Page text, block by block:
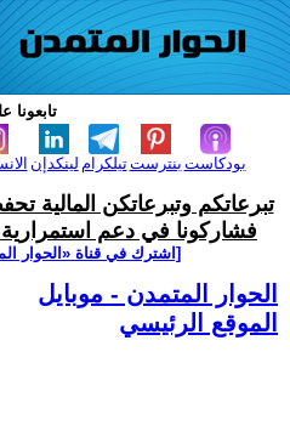
تابعونا
لينكدإن تيلكرامبنترست بودكاست
تبرعاتكم وتبرعاتكن المالية
فشاركونا في دعم استمرارية
[اشترك في قناة ‫«الحوار
الحوار المتمدن - موبايل
الموقع الرئيسي